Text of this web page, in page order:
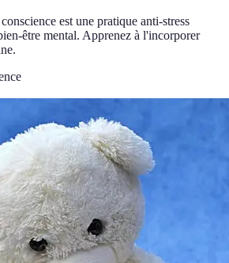
est une pratique anti-stress
être mental. Apprenez à l'incorporer